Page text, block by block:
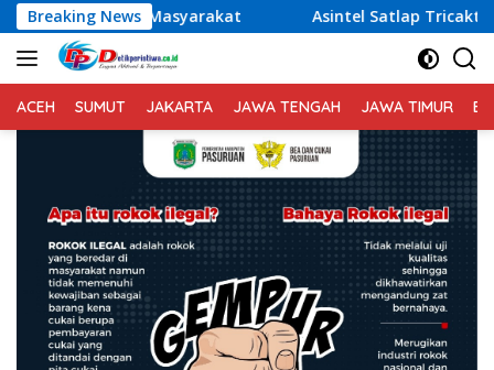
Langsung
ke
konten
Breaking NewsAsintel Satlap Tricakti Beri Penjelasan Terkait
ACEH SUMUT JAKARTA JAWA TENGAH JAWA TIMUR